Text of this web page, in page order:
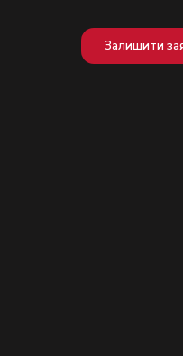
Залишити